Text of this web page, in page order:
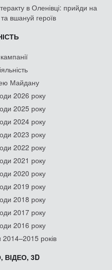
в Оленівці: прийди на
та вшануй героїв
Майдану
2026 року
2025 року
2024 року
2023 року
2022 року
2021 року
2020 року
2019 року
2018 року
2017 року
2016 року
2014–2015 років
ВІДЕО, 3D